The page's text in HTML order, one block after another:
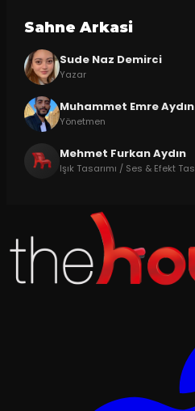
Sahne Arkasi
Sude Naz Demirci
Yazar
Muhammet Emre Aydın
Yönetmen
Mehmet Furkan Aydın
Işık Tasarımı / Ses & Efekt